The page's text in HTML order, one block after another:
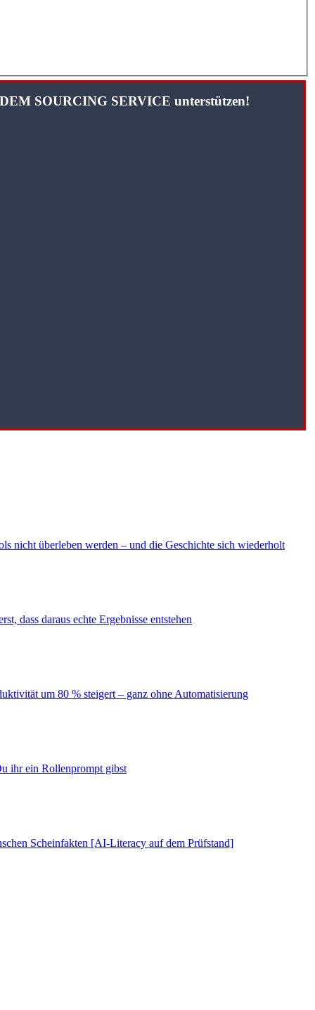
SOURCING SERVICE unterstützen!
nicht überleben werden – und die Geschichte sich wiederholt
dass daraus echte Ergebnisse entstehen
um 80 % steigert – ganz ohne Automatisierung
ihr ein Rollenprompt gibst
Scheinfakten [AI-Literacy auf dem Prüfstand]